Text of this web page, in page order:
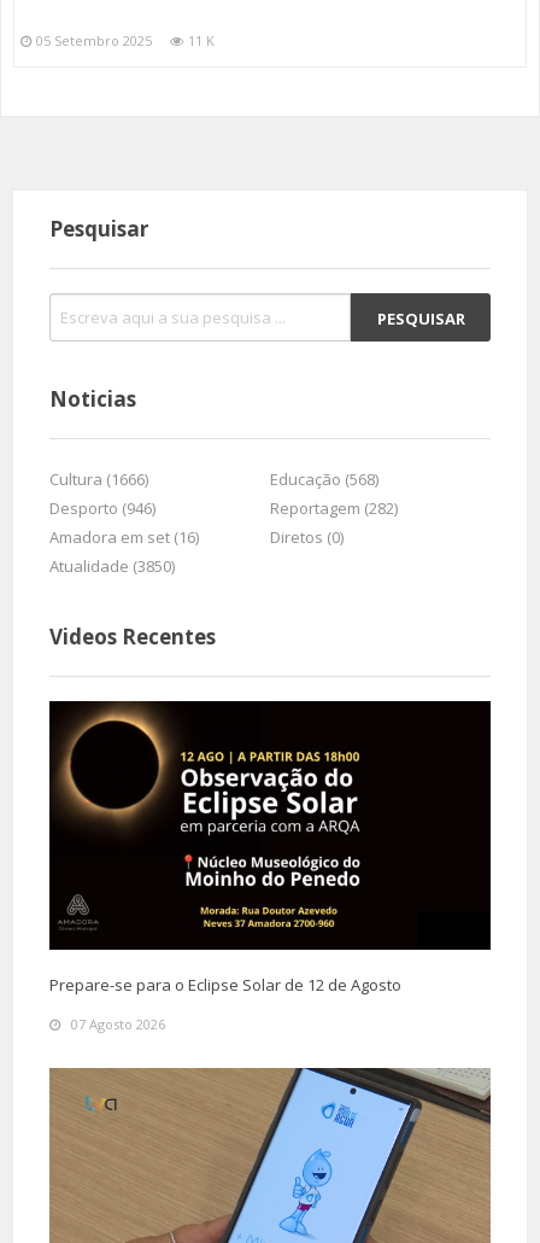
05 Setembro 2025 11 K
Pesquisar
Noticias
Cultura (1666)
Educação (568)
Desporto (946)
Reportagem (282)
Amadora em set (16)
Diretos (0)
Atualidade (3850)
Videos Recentes
Prepare-se para o Eclipse Solar de 12 de Agosto
07 Agosto 2026